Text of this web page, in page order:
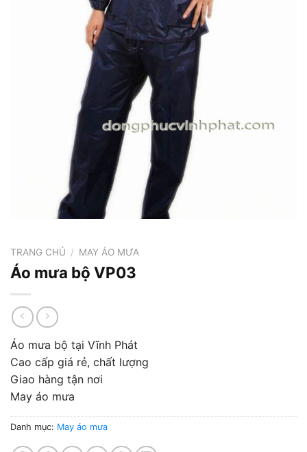
TRANG CHỦ / MAY ÁO MƯA
Áo mưa bộ VP03
Áo mưa bộ tại Vĩnh Phát
Cao cấp giá rẻ, chất lượng
Giao hàng tận nơi
May áo mưa
Danh mục: May áo mưa